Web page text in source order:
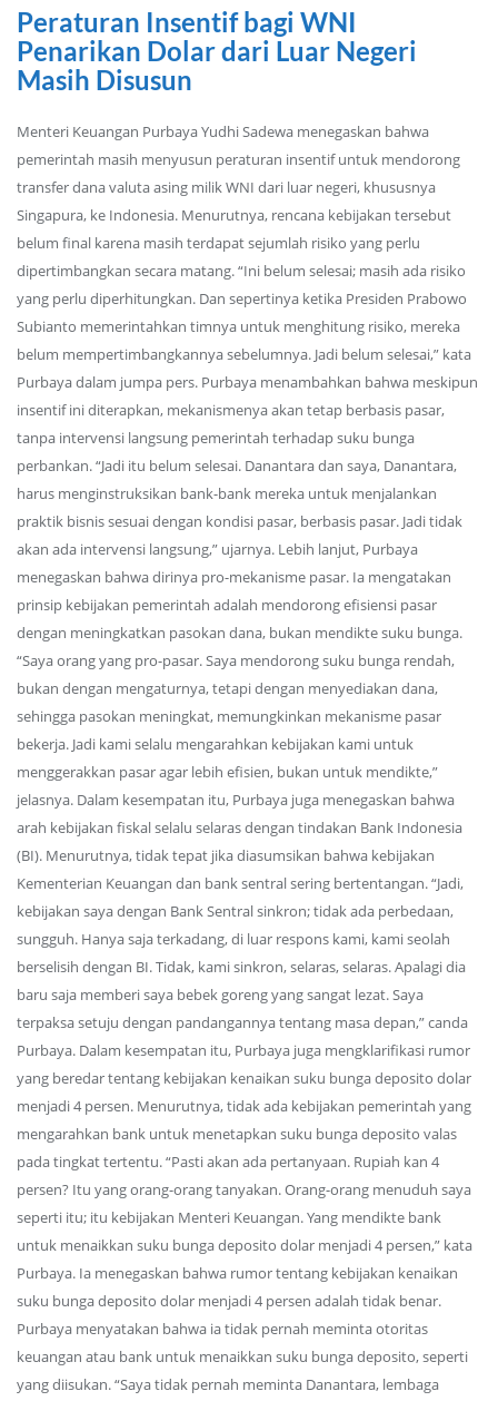
Peraturan Insentif bagi WNI
Penarikan Dolar dari Luar Negeri
Masih Disusun
Menteri Keuangan Purbaya Yudhi Sadewa menegaskan bahwa
pemerintah masih menyusun peraturan insentif untuk mendorong
transfer dana valuta asing milik WNI dari luar negeri, khususnya
Singapura, ke Indonesia. Menurutnya, rencana kebijakan tersebut
belum final karena masih terdapat sejumlah risiko yang perlu
dipertimbangkan secara matang. “Ini belum selesai; masih ada risiko
yang perlu diperhitungkan. Dan sepertinya ketika Presiden Prabowo
Subianto memerintahkan timnya untuk menghitung risiko, mereka
belum mempertimbangkannya sebelumnya. Jadi belum selesai,” kata
Purbaya dalam jumpa pers. Purbaya menambahkan bahwa meskipun
insentif ini diterapkan, mekanismenya akan tetap berbasis pasar,
tanpa intervensi langsung pemerintah terhadap suku bunga
perbankan. “Jadi itu belum selesai. Danantara dan saya, Danantara,
harus menginstruksikan bank-bank mereka untuk menjalankan
praktik bisnis sesuai dengan kondisi pasar, berbasis pasar. Jadi tidak
akan ada intervensi langsung,” ujarnya. Lebih lanjut, Purbaya
menegaskan bahwa dirinya pro-mekanisme pasar. Ia mengatakan
prinsip kebijakan pemerintah adalah mendorong efisiensi pasar
dengan meningkatkan pasokan dana, bukan mendikte suku bunga.
“Saya orang yang pro-pasar. Saya mendorong suku bunga rendah,
bukan dengan mengaturnya, tetapi dengan menyediakan dana,
sehingga pasokan meningkat, memungkinkan mekanisme pasar
bekerja. Jadi kami selalu mengarahkan kebijakan kami untuk
menggerakkan pasar agar lebih efisien, bukan untuk mendikte,”
jelasnya. Dalam kesempatan itu, Purbaya juga menegaskan bahwa
arah kebijakan fiskal selalu selaras dengan tindakan Bank Indonesia
(BI). Menurutnya, tidak tepat jika diasumsikan bahwa kebijakan
Kementerian Keuangan dan bank sentral sering bertentangan. “Jadi,
kebijakan saya dengan Bank Sentral sinkron; tidak ada perbedaan,
sungguh. Hanya saja terkadang, di luar respons kami, kami seolah
berselisih dengan BI. Tidak, kami sinkron, selaras, selaras. Apalagi dia
baru saja memberi saya bebek goreng yang sangat lezat. Saya
terpaksa setuju dengan pandangannya tentang masa depan,” canda
Purbaya. Dalam kesempatan itu, Purbaya juga mengklarifikasi rumor
yang beredar tentang kebijakan kenaikan suku bunga deposito dolar
menjadi 4 persen. Menurutnya, tidak ada kebijakan pemerintah yang
mengarahkan bank untuk menetapkan suku bunga deposito valas
pada tingkat tertentu. “Pasti akan ada pertanyaan. Rupiah kan 4
persen? Itu yang orang-orang tanyakan. Orang-orang menuduh saya
seperti itu; itu kebijakan Menteri Keuangan. Yang mendikte bank
untuk menaikkan suku bunga deposito dolar menjadi 4 persen,” kata
Purbaya. Ia menegaskan bahwa rumor tentang kebijakan kenaikan
suku bunga deposito dolar menjadi 4 persen adalah tidak benar.
Purbaya menyatakan bahwa ia tidak pernah meminta otoritas
keuangan atau bank untuk menaikkan suku bunga deposito, seperti
yang diisukan. “Saya tidak pernah meminta Danantara, lembaga